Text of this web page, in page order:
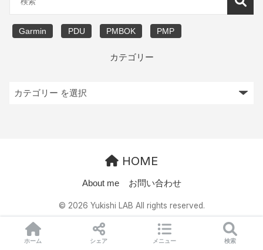
Garmin PDU PMBOK PMP
カテゴリー
HOME
About me お問い合わせ
© 2026 Yukishi LAB All rights reserved.
ホーム シェア メニュー 検索